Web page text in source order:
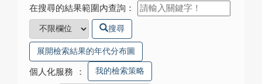
在搜尋的結果範圍內查詢：
搜尋
展開檢索結果的年代分布圖
個人化服務 ： 我的檢索策略